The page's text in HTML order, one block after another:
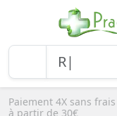
Paiement 4X sans frais
à partir de 30€